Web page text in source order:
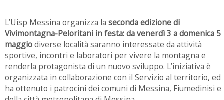
L’Uisp Messina organizza la seconda edizione di
Vivimontagna-Peloritani in festa: da venerdì 3 a domenica 5
maggiodiverse località saranno interessate da attività
sportive, incontri e laboratori per vivere la montagna e
renderla protagonista di un nuovo sviluppo. L’iniziativa è
organizzata in collaborazione con il Servizio al territorio, ed
ha ottenuto i patrocini dei comuni di Messina, Fiumedinisi e